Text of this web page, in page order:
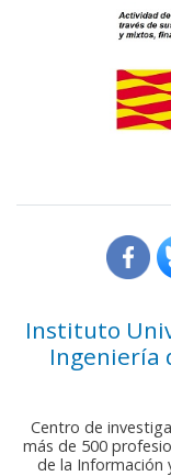
Instituto
Ingeniería
Centro de
más de 500
de la Información